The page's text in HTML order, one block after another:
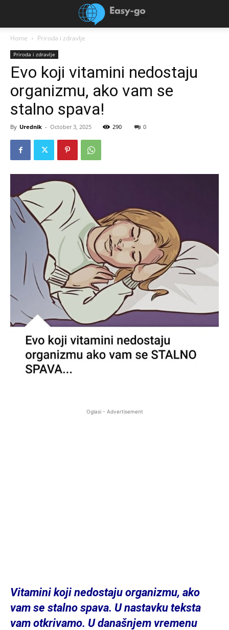
Home Priroda i zdravlje
Priroda i zdravlje
Evo koji vitamini nedostaju
organizmu, ako vam se
stalno spava!
By Urednik - October 3, 2025 290 0
Oglasi - Advertisement
Vitamini koji nedostaju organizmu, ako
vam se stalno spava. U nastavku teksta
vam otkrivamo. U današnjem vremenu